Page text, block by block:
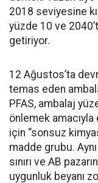
2018 seviyesine
yüzde 10 ve
getiriyor.
12 Ağustos’ta
temas eden
PFAS, ambalaj
önlemek amacıyla
için “sonsuz
madde grubu.
sınırı ve AB
uygunluk beyanı